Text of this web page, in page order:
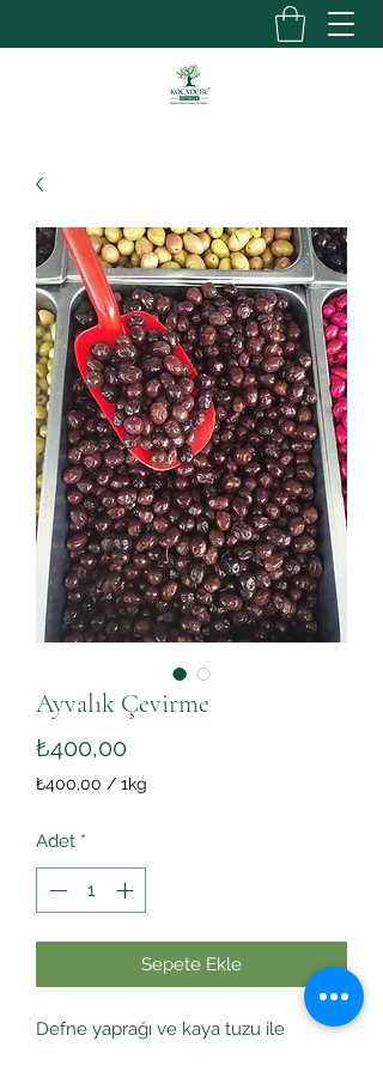
Ayvalık Çevirme
₺400,00Fiyat
₺400,00 / 1kg
fiyatı
₺400,00
Adet *
Sepete Ekle
Defne yaprağı ve kaya tuzu ile